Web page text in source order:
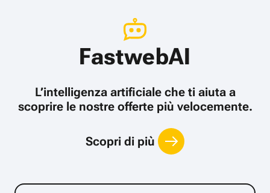
FastwebAI
L’intelligenza artificiale che ti aiuta a
scoprire le nostre offerte più velocemente.
Scopri di più